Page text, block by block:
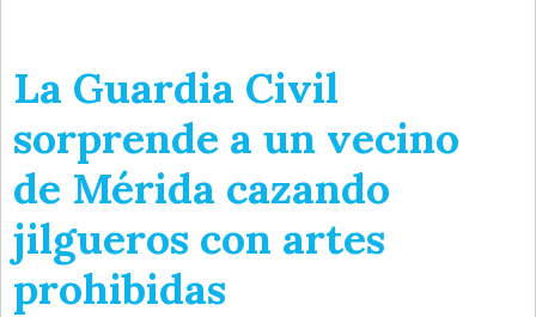
La Guardia Civil
sorprende a un vecino
de Mérida cazando
jilgueros con artes
prohibidas